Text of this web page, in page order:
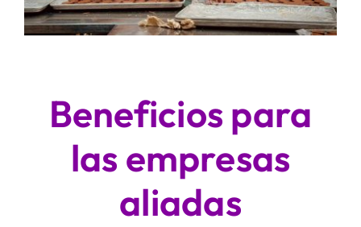
Beneficios para
las empresas
aliadas